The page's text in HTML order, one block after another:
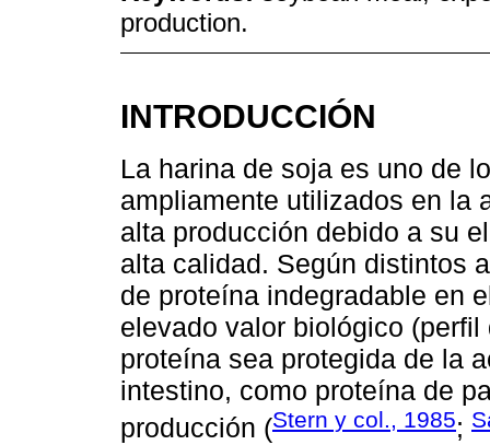
production.
INTRODUCCIÓN
La harina de soja es uno de
ampliamente utilizados en la
alta producción debido a su
alta calidad. Según distintos
de proteína indegradable en
elevado valor biológico
proteína sea protegida de la
intestino, como proteína de
producción (Stern y col., 1985;